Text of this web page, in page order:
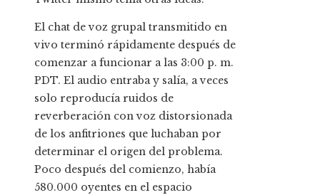
El chat de voz grupal transmitido en
vivo terminó rápidamente después de
comenzar a funcionar a las 3:00 p. m.
PDT. El audio entraba y salía, a veces
solo reproducía ruidos de
reverberación con voz distorsionada
de los anfitriones que luchaban por
determinar el origen del problema.
Poco después del comienzo, había
580.000 oyentes en el espacio